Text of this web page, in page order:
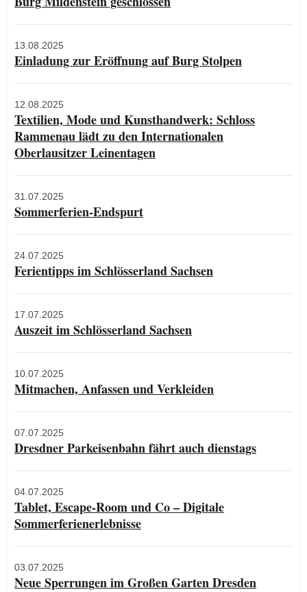
13.08.2025
Einladung zur Eröffnung auf Burg Stolpen
12.08.2025
Textilien, Mode und Kunsthandwerk: Schloss
Rammenau lädt zu den Internationalen
Oberlausitzer Leinentagen
31.07.2025
Sommerferien-Endspurt
24.07.2025
Ferientipps im Schlösserland Sachsen
17.07.2025
Auszeit im Schlösserland Sachsen
10.07.2025
Mitmachen, Anfassen und Verkleiden
07.07.2025
Dresdner Parkeisenbahn fährt auch dienstags
04.07.2025
Tablet, Escape-Room und Co – Digitale
Sommerferienerlebnisse
03.07.2025
Neue Sperrungen im Großen Garten Dresden